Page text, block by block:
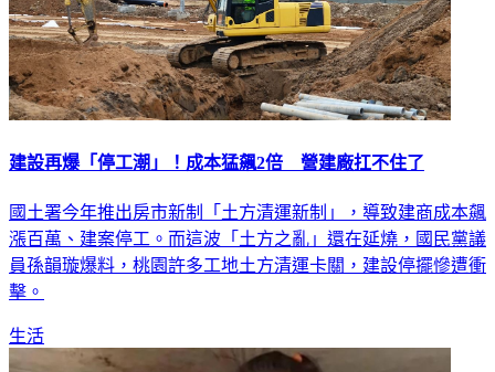
建設再爆「停工潮」！成本猛飆2倍 營建廠扛不住了
國土署今年推出房市新制「土方清運新制」，導致建商成本飆
漲百萬、建案停工。而這波「土方之亂」還在延燒，國民黨議
員孫韻璇爆料，桃園許多工地土方清運卡關，建設停擺慘遭衝
擊。
生活